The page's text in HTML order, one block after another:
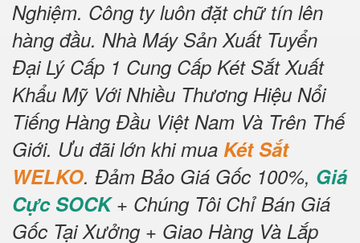
Nghiệm. Công ty luôn đặt chữ tín lên
hàng đầu. Nhà Máy Sản Xuất Tuyển
Đại Lý Cấp 1 Cung Cấp Két Sắt Xuất
Khẩu Mỹ Với Nhiều Thương Hiệu Nổi
Tiếng Hàng Đầu Việt Nam Và Trên Thế
Giới. Ưu đãi lớn khi mua Két Sắt
WELKO. Đảm Bảo Giá Gốc 100%, Giá
Cực SOCK+ Chúng Tôi Chỉ Bán Giá
Gốc Tại Xưởng + Giao Hàng Và Lắp